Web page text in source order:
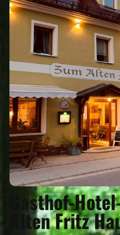
Gasthof-
Alten Fritz